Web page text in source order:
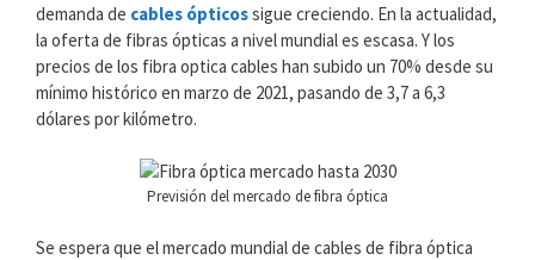
demanda de cables ópticossigue creciendo. En la actualidad,
la oferta de fibras ópticas a nivel mundial es escasa. Y los
precios de los fibra optica cables han subido un 70% desde su
mínimo histórico en marzo de 2021, pasando de 3,7 a 6,3
dólares por kilómetro.
Previsión del mercado de fibra óptica
Se espera que el mercado mundial de cables de fibra óptica